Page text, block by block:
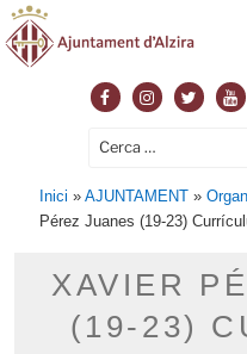
FacebookInstagram
Twitter
Cerca:
Inici »AJUNTAMENT »
Pérez Juanes (19-23)
XAVIER
(19-23)